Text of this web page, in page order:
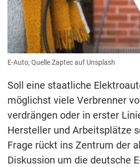
E-Auto; Quelle Zaptec auf Unsplash
Soll eine staatliche
möglichst viele Verbrenner
verdrängen oder in erster
Hersteller und Arbeitsplätze
Frage rückt ins Zentrum der
Diskussion um die deutsche